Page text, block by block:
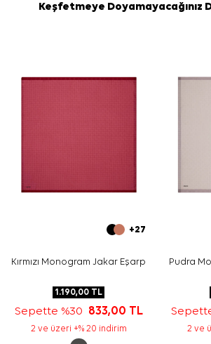
Keşfetmeye Doyamayacağınız
+27
Kırmızı Monogram Jakar Eşarp
1.190,00 TL
Sepette %30 833,00 TL
2 ve üzeri +% 20 indirim
Pudra
2 ve